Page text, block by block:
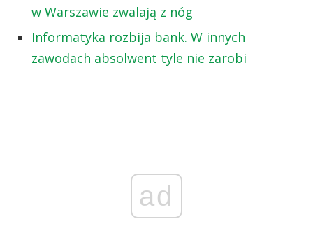
w Warszawie zwalają z nóg
Informatyka rozbija bank. W innych
zawodach absolwent tyle nie zarobi
ad